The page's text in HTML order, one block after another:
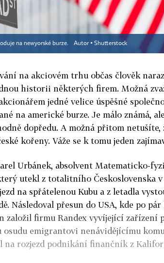
na newyorské burze. Autor ▪ Shutterstock
na akciovém trhu občas člověk
historii některých firem. Možná
jedné velice úspěšné
na americké burze. Je málo známá,
dopředu. A možná přitom netušíte,
kořeny. Váže se k tomu jeden
Urbánek, absolvent Matematicko-
utekl z totalitního Československa v
na spřátelenou Kubu a z letadla
Následoval přesun do USA, kde po
založil firmu Randex vyvíjející zařízení
osudu emigrantovi nenávidějícímu
na rozjezd podnikání finančník z